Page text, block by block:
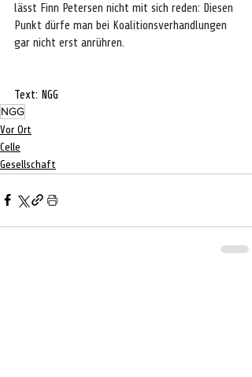
lässt Finn Petersen nicht mit sich reden: Diesen
Punkt dürfe man bei Koalitionsverhandlungen
gar nicht erst anrühren.
Text: NGG
NGG
Vor Ort
Celle
Gesellschaft